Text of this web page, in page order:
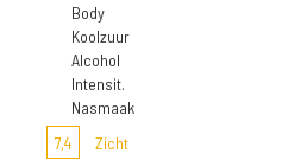
Body
Koolzuur
Alcohol
Intensit.
Nasmaak
7,4
Zicht